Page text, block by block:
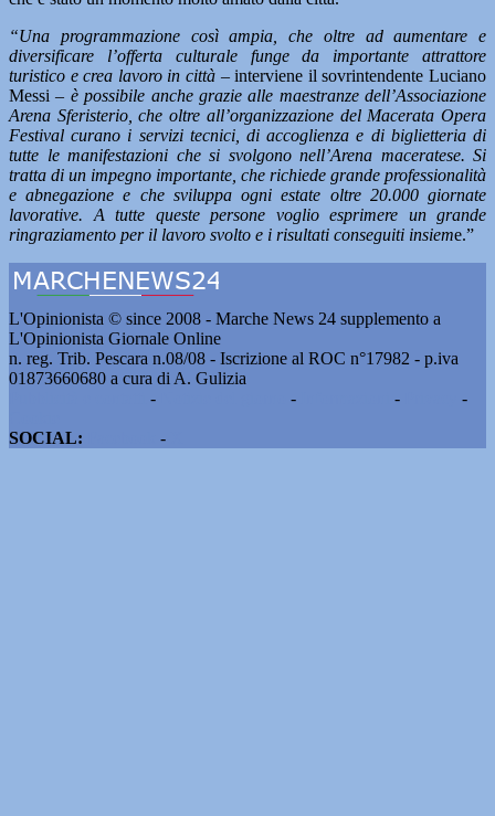
“Una programmazione così ampia, che oltre ad aumentare e
diversificare l’offerta culturale funge da importante attrattore
turistico e crea lavoro in città – interviene il sovrintendente Luciano
Messi– è possibile anche grazie alle maestranze dell’Associazione
Arena Sferisterio, che oltre all’organizzazione del Macerata Opera
Festival curano i servizi tecnici, di accoglienza e di biglietteria di
tutte le manifestazioni che si svolgono nell’Arena maceratese. Si
tratta di un impegno importante, che richiede grande professionalità
e abnegazione e che sviluppa ogni estate oltre 20.000 giornate
lavorative. A tutte queste persone voglio esprimere un grande
ringraziamento per il lavoro svolto e i risultati conseguiti insieme.”
L'Opinionista © since 2008 - Marche News 24 supplemento a
L'Opinionista Giornale Online
n. reg. Trib. Pescara n.08/08 - Iscrizione al ROC n°17982 - p.iva
01873660680 a cura di A. Gulizia
- - -
-
SOCIAL:
-